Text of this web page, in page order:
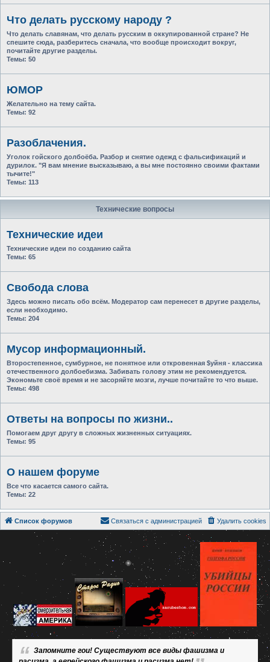
Что делать русскому народу ?
Что делать славянам, что делать русским в оккупированной стране? Не
спешите сюда, разберитесь сначала, что вообще происходит вокруг,
почитайте другие разделы.
Темы: 50
ЮМОР
Желательно на тему сайта.
Темы: 92
Разоблачения.
Уголок гойского долбоёба. Разбор и снятие одежд с фальсификаций и
дурилок. "Я вам мнение высказываю, а вы мне постоянно своими фактами
тычите!"
Темы: 113
Технические вопросы
Технические идеи
Технические идеи по созданию сайта
Темы: 65
Свобода слова
Здесь можно писать обо всём. Модератор сам перенесет в другие разделы,
если необходимо.
Темы: 204
Мусор информационный.
Второстепенное, сумбурное, не понятное или откровенная $уйня - классика
отечественного долбоебизма. Забивать голову этим не рекомендуется.
Экономьте своё время и не засоряйте мозги, лучше почитайте то что выше.
Темы: 498
Ответы на вопросы по жизни..
Помогаем друг другу в сложных жизненных ситуациях.
Темы: 95
О нашем форуме
Все что касается самого сайта.
Темы: 22
Список форумов Удалить cookies
Связаться с администрацией
Запомните гои! Существуют все виды фашизма и